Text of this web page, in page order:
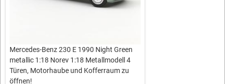
Mercedes-Benz 230 E 1990 Night Green
metallic 1:18 Norev 1:18 Metallmodell 4
Türen, Motorhaube und Kofferraum zu
öffnen!